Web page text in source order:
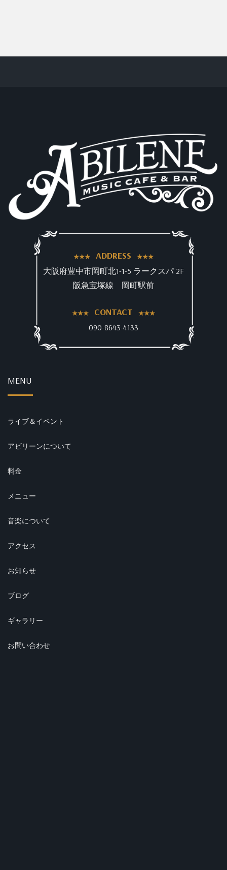
ADDRESS
大阪府豊中市岡町北1-1-5 ラークスパ 2F
阪急宝塚線 岡町駅前
CONTACT
090-8643-4133
MENU
ライブ＆イベント
アビリーンについて
料金
メニュー
音楽について
アクセス
お知らせ
ブログ
ギャラリー
お問い合わせ